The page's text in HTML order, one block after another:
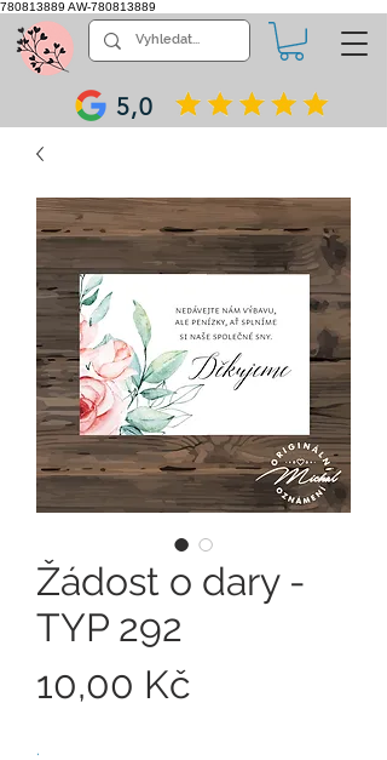
780813889 AW-780813889
5,0
Žádost o dary -
TYP 292
10,00 Kč
.